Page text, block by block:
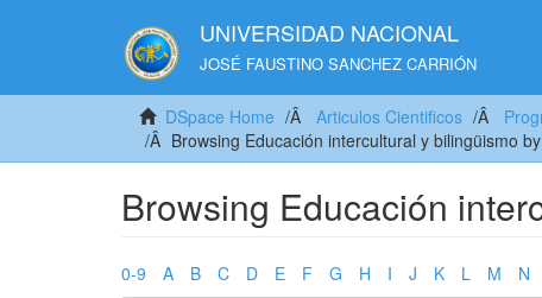
UNIVERSIDAD NACIONAL
JOSÉ FAUSTINO SANCHEZ CARRIÓN
DSpace Home Articulos Cientificos
Browsing Educación intercultural y bilingüismo
Browsing Educación
0-9 A B C D E F G H I J K L M N